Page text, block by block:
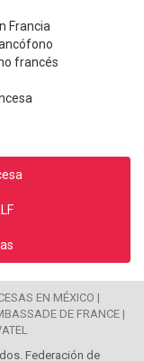
Francia
francés
EN MÉXICO |
DE FRANCE |
Federación de